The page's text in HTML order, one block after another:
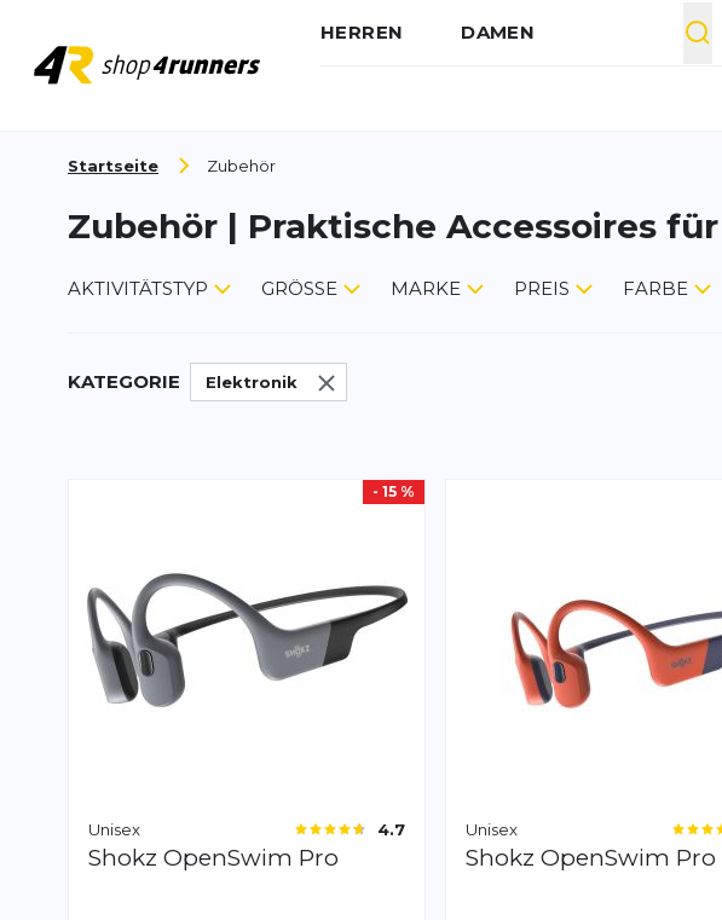
HERREN DAMEN
Startseite Zubehör
Zubehör | Praktische Accessoires
AKTIVITÄTSTYP GRÖSSE MARKE PREIS FARBE
KATEGORIE Elektronik
- 15 %
Unisex 4.7
Shokz OpenSwim Pro
Unisex
Shokz OpenSwim Pro